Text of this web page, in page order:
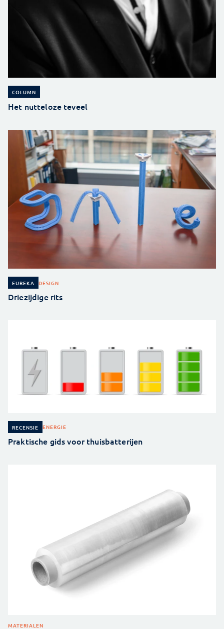
COLUMN
Het nutteloze teveel
EUREKA DESIGN
Driezijdige rits
RECENSIE ENERGIE
Praktische gids voor thuisbatterijen
MATERIALEN